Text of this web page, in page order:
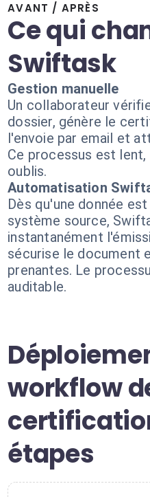
AVANT / APRÈS
Ce qui
Swiftask
Gestion manuelle
Un collaborateur
dossier, génère le
l'envoie par email et
Ce processus est
oublis.
Automatisation
Dès qu'une donnée
système source,
instantanément
sécurise le document
prenantes. Le
auditable.
workflow
étapes